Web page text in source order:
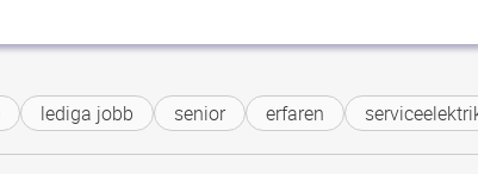
lediga jobb senior erfaren serviceelektriker